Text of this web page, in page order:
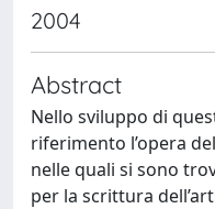
2004
Abstract
Nello sviluppo di
riferimento l’opera
nelle quali si sono
per la scrittura